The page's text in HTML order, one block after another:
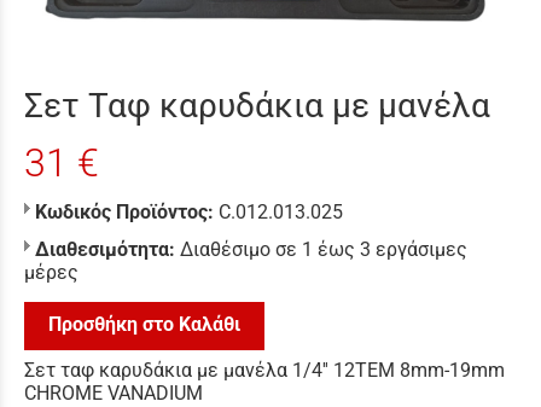
Σετ Ταφ καρυδάκια με μανέλα
31 €
Κωδικός Προϊόντος: C.012.013.025
Διαθεσιμότητα: Διαθέσιμο σε 1 έως 3 εργάσιμες
μέρες
Προσθήκη στο Καλάθι
Σετ ταφ καρυδάκια με μανέλα 1/4'' 12ΤΕΜ 8mm-19mm
CHROME VANADIUM